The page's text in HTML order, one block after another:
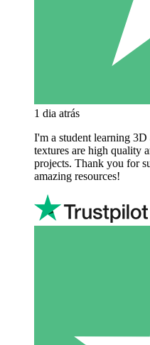
1 dia atrás
I'm a student learning
textures are high quality
projects. Thank you for
amazing resources!